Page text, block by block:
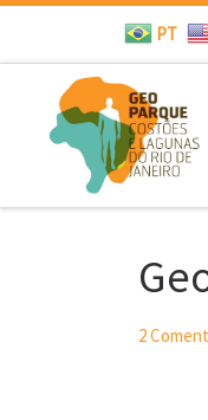
Skip to content
2
PT